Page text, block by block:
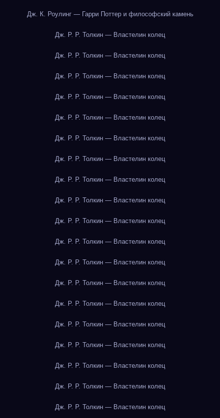
Дж. К. Роулинг — Гарри Поттер и философский камень
Дж. Р. Р. Толкин — Властелин колец
Дж. Р. Р. Толкин — Властелин колец
Дж. Р. Р. Толкин — Властелин колец
Дж. Р. Р. Толкин — Властелин колец
Дж. Р. Р. Толкин — Властелин колец
Дж. Р. Р. Толкин — Властелин колец
Дж. Р. Р. Толкин — Властелин колец
Дж. Р. Р. Толкин — Властелин колец
Дж. Р. Р. Толкин — Властелин колец
Дж. Р. Р. Толкин — Властелин колец
Дж. Р. Р. Толкин — Властелин колец
Дж. Р. Р. Толкин — Властелин колец
Дж. Р. Р. Толкин — Властелин колец
Дж. Р. Р. Толкин — Властелин колец
Дж. Р. Р. Толкин — Властелин колец
Дж. Р. Р. Толкин — Властелин колец
Дж. Р. Р. Толкин — Властелин колец
Дж. Р. Р. Толкин — Властелин колец
Дж. Р. Р. Толкин — Властелин колец